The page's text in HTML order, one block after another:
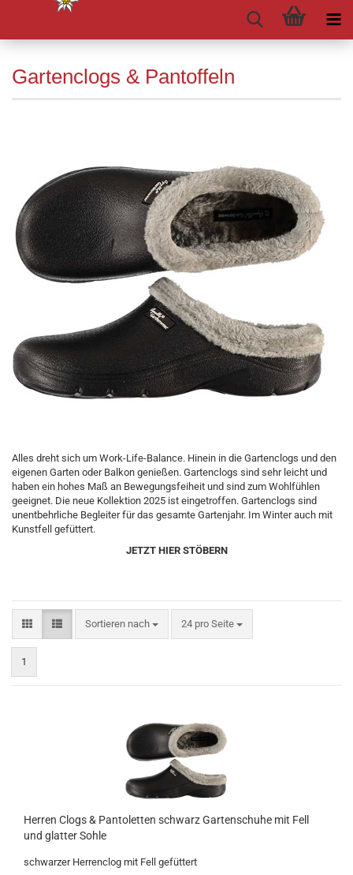
Gartenclogs & Pantoffeln
Alles dreht sich um Work-Life-Balance. Hinein in die Gartenclogs und den
eigenen Garten oder Balkon genießen. Gartenclogs sind sehr leicht und
haben ein hohes Maß an Bewegungsfeiheit und sind zum Wohlfühlen
geeignet. Die neue Kollektion 2025 ist eingetroffen. Gartenclogs sind
unentbehrliche Begleiter für das gesamte Gartenjahr. Im Winter auch mit
Kunstfell gefüttert.
JETZT HIER STÖBERN
Sortieren nach 24 pro Seite
1
Herren Clogs & Pantoletten schwarz Gartenschuhe mit Fell
und glatter Sohle
schwarzer Herrenclog mit Fell gefüttert